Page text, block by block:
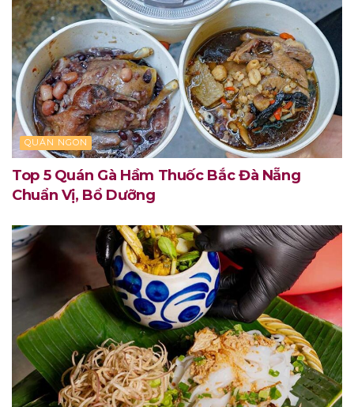
QUÁN NGON
Top 5 Quán Gà Hầm Thuốc Bắc Đà Nẵng
Chuẩn Vị, Bổ Dưỡng